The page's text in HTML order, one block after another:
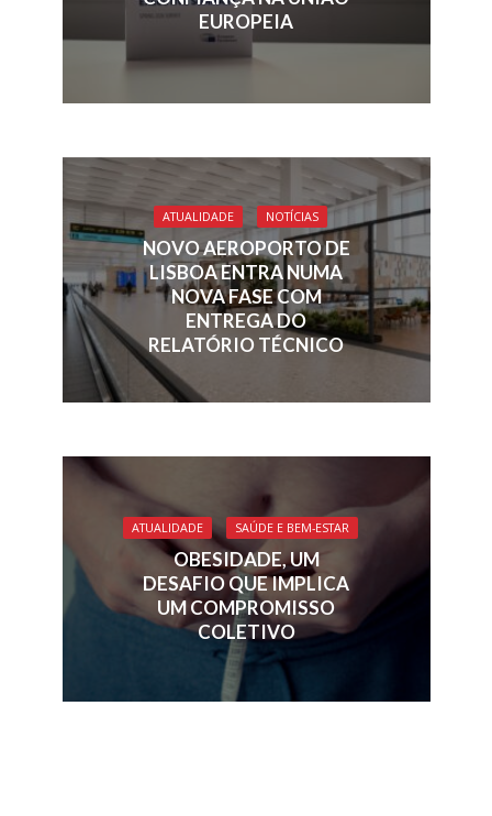
EUROPEIA
ATUALIDADE NOTÍCIAS
NOVO AEROPORTO DE
LISBOA ENTRA NUMA
NOVA FASE COM
ENTREGA DO
RELATÓRIO TÉCNICO
ATUALIDADE SAÚDE E BEM-ESTAR
OBESIDADE, UM
DESAFIO QUE IMPLICA
UM COMPROMISSO
COLETIVO